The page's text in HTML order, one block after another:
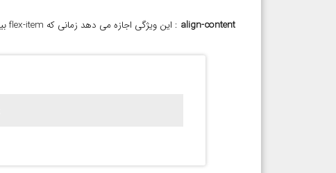
align-content : این ویژگی اجازه می دهد زمانی که flex-item بیشتر از یک ردیف هستند بتوانند نسبت به ارتفاع عنصر نگهدارنده هم ترازسازی شوند :